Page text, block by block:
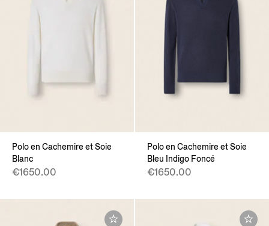
Polo en Cachemire et Soie
Blanc
€1650.00
Polo en Cachemire et Soie
Bleu Indigo Foncé
€1650.00